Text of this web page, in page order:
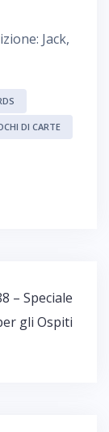
Jack,
DI CARTE
– Speciale
gli Ospiti